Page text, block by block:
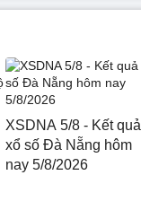
XSDNA 5/8 - Kết quả
xổ số Đà Nẵng hôm
nay 5/8/2026